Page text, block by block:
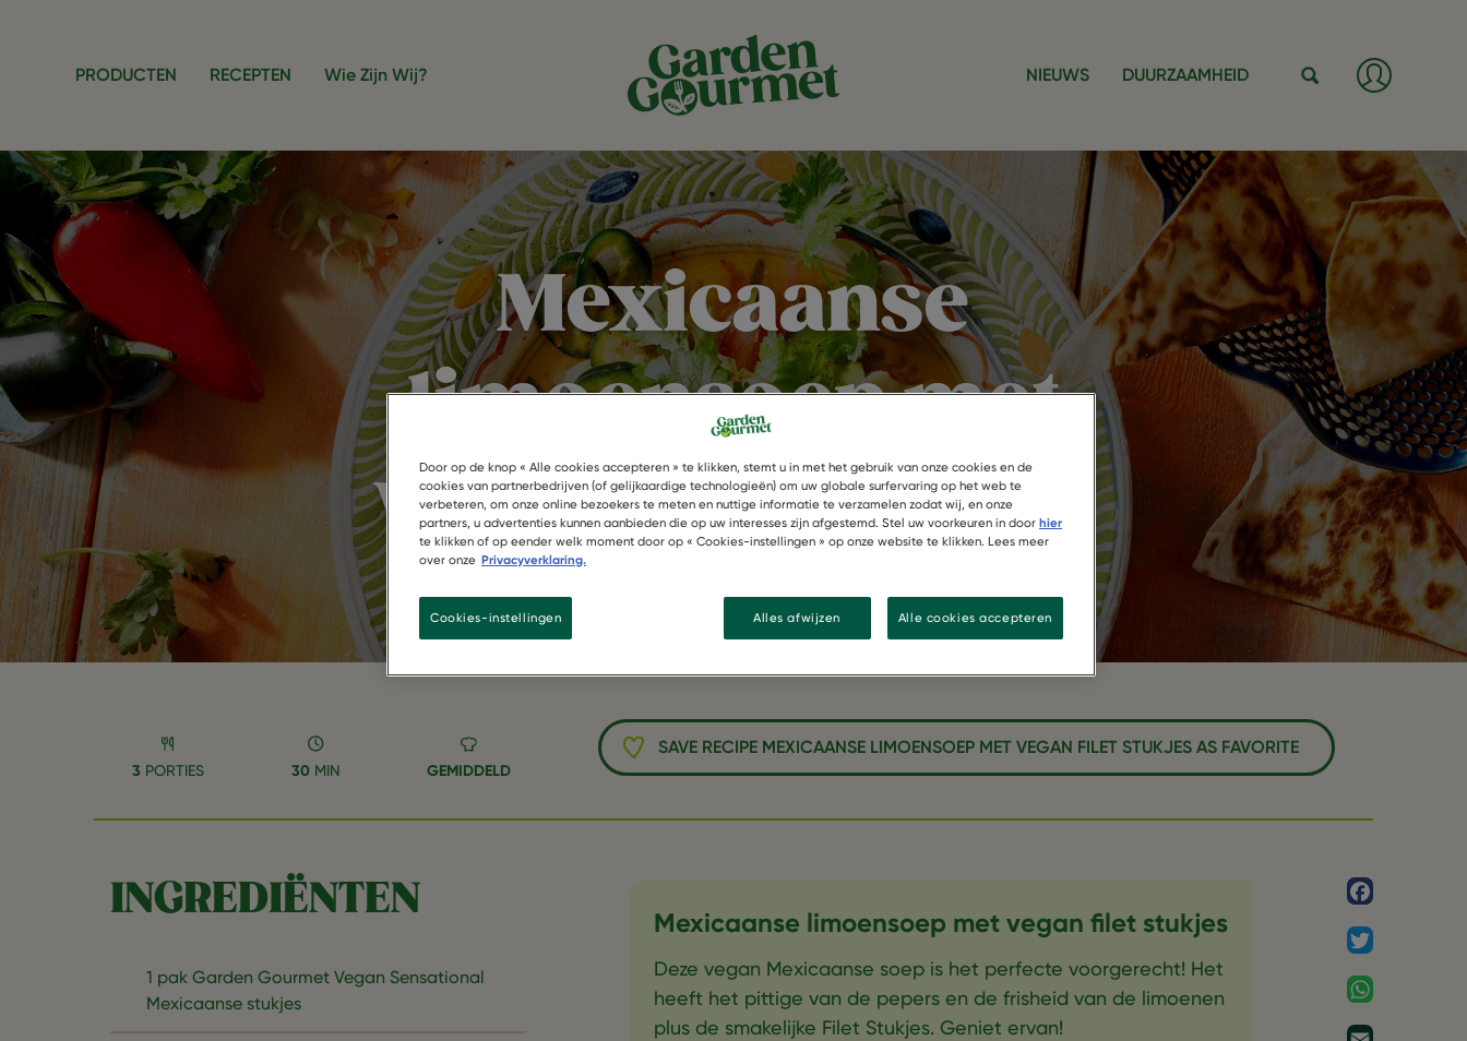
PRODUCTEN RECEPTEN Wie Zijn Wij? NIEUWS
DUURZAAMHEID
Mexicaanse
limoensoep met
vegan filet stukjes
3 PORTIES 30 MIN GEMIDDELD
SAVE RECIPE MEXICAANSE LIMOENSOEP MET VEGAN FILET STUKJES AS FAVORITE
INGREDIËNTEN
1 pak Garden Gourmet Vegan Sensational
Mexicaanse stukjes
Mexicaanse limoensoep met vegan filet stukjes
Deze vegan Mexicaanse soep is het perfecte voorgerecht! Het
heeft het pittige van de pepers en de frisheid van de limoenen
plus de smakelijke Filet Stukjes. Geniet ervan!
Door op de knop « Alle cookies accepteren » te klikken, stemt u in met het gebruik van onze cookies en de
cookies van partnerbedrijven (of gelijkaardige technologieën) om uw globale surfervaring op het web te
verbeteren, om onze online bezoekers te meten en nuttige informatie te verzamelen zodat wij, en onze
partners, u advertenties kunnen aanbieden die op uw interesses zijn afgestemd. Stel uw voorkeuren in door hier
te klikken of op eender welk moment door op « Cookies-instellingen » op onze website te klikken. Lees meer
over onze Privacyverklaring.
Alles afwijzen Alle cookies accepteren
Cookies-instellingen